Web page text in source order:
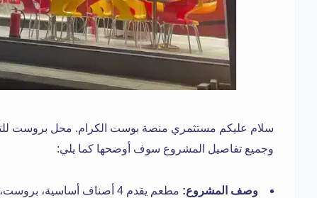
سلام عليكم مستثمري منصة بوست الكرام. محل بروست
وجميع تفاصيل المشروع سوف أوضحها كما يلي:
وصف المشروع:
مطعم يقدم 4 أصناف